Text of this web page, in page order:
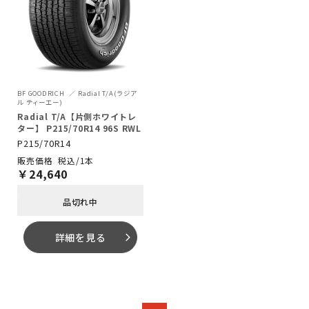
BF GOODRICH
Radial T/A(ラジア
ル ティーエー)
Radial T/A【片側ホワイトレ
ター】 P215/70R14 96S RWL
P215/70R14
税込/1本
￥ 24,640
品切れ中
詳細を見る arrow_forward_ios